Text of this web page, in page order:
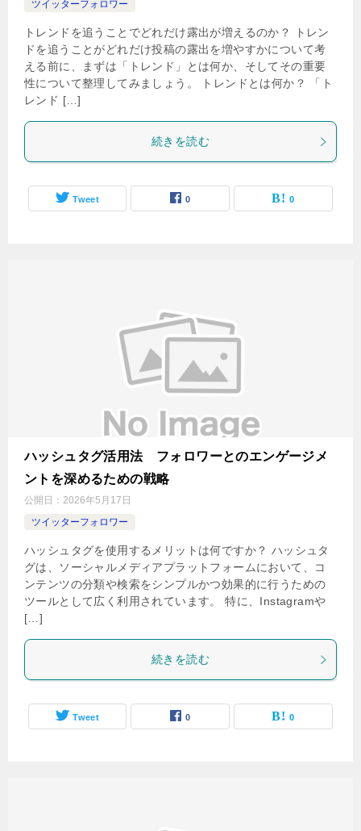
ツイッターフォロワー
トレンドを追うことでどれだけ露出が増えるのか？ トレン
ドを追うことがどれだけ投稿の露出を増やすかについて考
える前に、まずは「トレンド」とは何か、そしてその重要
性について整理してみましょう。 トレンドとは何か？ 「ト
レンド […]
続きを読む
Tweet 0 0
ハッシュタグ活用法 フォロワーとのエンゲージメ
ントを深めるための戦略
公開日： 2026年5月17日
ツイッターフォロワー
ハッシュタグを使用するメリットは何ですか？ ハッシュタ
グは、ソーシャルメディアプラットフォームにおいて、コ
ンテンツの分類や検索をシンプルかつ効果的に行うための
ツールとして広く利用されています。 特に、Instagramや
[…]
続きを読む
Tweet 0 0